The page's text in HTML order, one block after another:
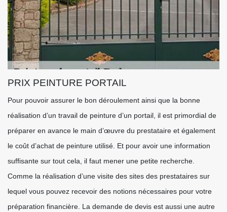
PRIX PEINTURE PORTAIL
Pour pouvoir assurer le bon déroulement ainsi que la bonne
réalisation d’un travail de peinture d’un portail, il est primordial de
préparer en avance le main d’œuvre du prestataire et également
le coût d’achat de peinture utilisé. Et pour avoir une information
suffisante sur tout cela, il faut mener une petite recherche.
Comme la réalisation d’une visite des sites des prestataires sur
lequel vous pouvez recevoir des notions nécessaires pour votre
préparation financière. La demande de devis est aussi une autre